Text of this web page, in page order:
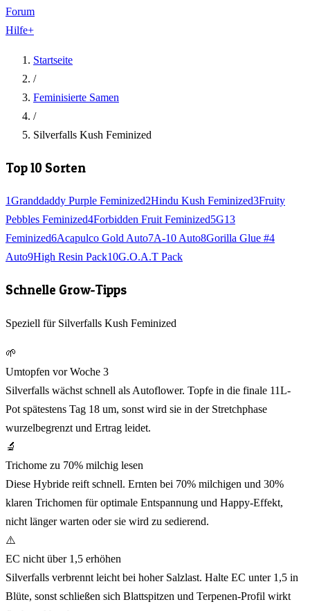
Forum
Hilfe+
Startseite
/
Feminisierte Samen
/
Silverfalls Kush Feminized
Top 10 Sorten
1Granddaddy Purple Feminized2Hindu Kush Feminized3Fruity
Pebbles Feminized4Forbidden Fruit Feminized5G13
Feminized6Acapulco Gold Auto7A-10 Auto8Gorilla Glue #4
Auto9High Resin Pack10G.O.A.T Pack
Schnelle Grow-Tipps
Speziell für Silverfalls Kush Feminized
🌱
Umtopfen vor Woche 3
Silverfalls wächst schnell als Autoflower. Topfe in die finale 11L-
Pot spätestens Tag 18 um, sonst wird sie in der Stretchphase
wurzelbegrenzt und Ertrag leidet.
🔬
Trichome zu 70% milchig lesen
Diese Hybride reift schnell. Ernten bei 70% milchigen und 30%
klaren Trichomen für optimale Entspannung und Happy-Effekt,
nicht länger warten oder sie wird zu sedierend.
⚠️
EC nicht über 1,5 erhöhen
Silverfalls verbrennt leicht bei hoher Salzlast. Halte EC unter 1,5 in
Blüte, sonst schließen sich Blattspitzen und Terpenen-Profil wirkt